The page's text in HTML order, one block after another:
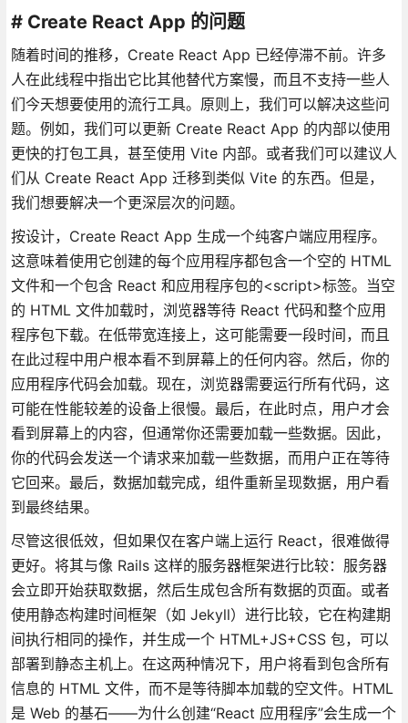
# Create React App 的问题
随着时间的推移，Create React App 已经停滞不前。许多
人在此线程中指出它比其他替代方案慢，而且不支持一些人
们今天想要使用的流行工具。原则上，我们可以解决这些问
题。例如，我们可以更新 Create React App 的内部以使用
更快的打包工具，甚至使用 Vite 内部。或者我们可以建议人
们从 Create React App 迁移到类似 Vite 的东西。但是，
我们想要解决一个更深层次的问题。
按设计，Create React App 生成一个纯客户端应用程序。
这意味着使用它创建的每个应用程序都包含一个空的 HTML
文件和一个包含 React 和应用程序包的<script>标签。当空
的 HTML 文件加载时，浏览器等待 React 代码和整个应用
程序包下载。在低带宽连接上，这可能需要一段时间，而且
在此过程中用户根本看不到屏幕上的任何内容。然后，你的
应用程序代码会加载。现在，浏览器需要运行所有代码，这
可能在性能较差的设备上很慢。最后，在此时点，用户才会
看到屏幕上的内容，但通常你还需要加载一些数据。因此，
你的代码会发送一个请求来加载一些数据，而用户正在等待
它回来。最后，数据加载完成，组件重新呈现数据，用户看
到最终结果。
尽管这很低效，但如果仅在客户端上运行 React，很难做得
更好。将其与像 Rails 这样的服务器框架进行比较：服务器
会立即开始获取数据，然后生成包含所有数据的页面。或者
使用静态构建时间框架（如 Jekyll）进行比较，它在构建期
间执行相同的操作，并生成一个 HTML+JS+CSS 包，可以
部署到静态主机上。在这两种情况下，用户将看到包含所有
信息的 HTML 文件，而不是等待脚本加载的空文件。HTML
是 Web 的基石——为什么创建“React 应用程序”会生成一个